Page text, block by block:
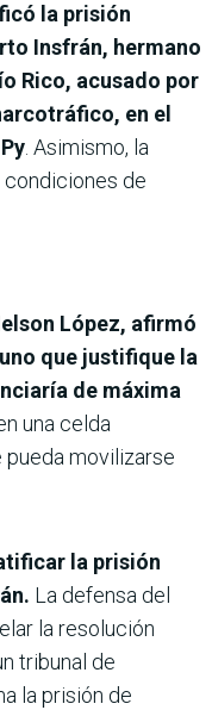
la prisión
Insfrán, hermano
Rico, acusado por
en el
. Asimismo, la
de
López, afirmó
que justifique la
de máxima
una celda
pueda movilizarse
la prisión
La defensa del
la resolución
tribunal de
la prisión de